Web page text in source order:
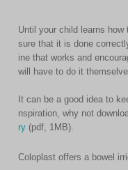
Until your child learns
sure that it is done
ine that works and
will have to do it
It can be a good idea to
nspiration, why not
ry (pdf, 1MB).
Coloplast offers a bowel